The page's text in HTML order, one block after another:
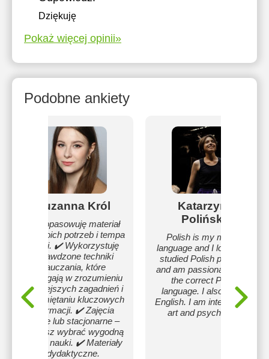
Dziękuję
Pokaż więcej opinii»
Podobne ankiety
Zuzanna Król
✔️ Dopasowuję materiał
do Twoich potrzeb i tempa
nauki. ✔️ Wykorzystuję
sprawdzone techniki
nauczania, które
pomagają w zrozumieniu
trudniejszych zagadnień i
zapamiętaniu kluczowych
informacji. ✔️ Zajęcia
online lub stacjonarne –
możesz wybrać wygodną
formę nauki. ✔️ Materiały
dydaktyczne.
Katarzyna
Polińska
Polish is my mother
language and I love it! :) I
studied Polish philology
and am passionate about
the correct Polish
language. I also speak
English. I am interested in
art and psychology.